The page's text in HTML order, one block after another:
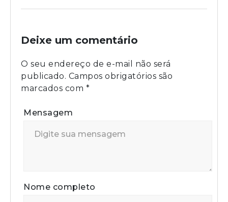
Deixe um comentário
O seu endereço de e-mail não será
publicado. Campos obrigatórios são
marcados com *
Mensagem
Nome completo